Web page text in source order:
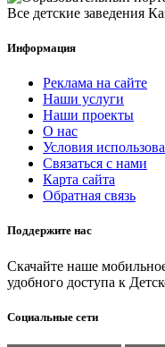
Все детские заведения
Информация
Реклама на сайте
Наши услуги
Наши проекты
О нас
Условия
Связаться с нами
Карта сайта
Обратная связь
Поддержите нас
Скачайте наше
удобного доступа к
Социальные сети